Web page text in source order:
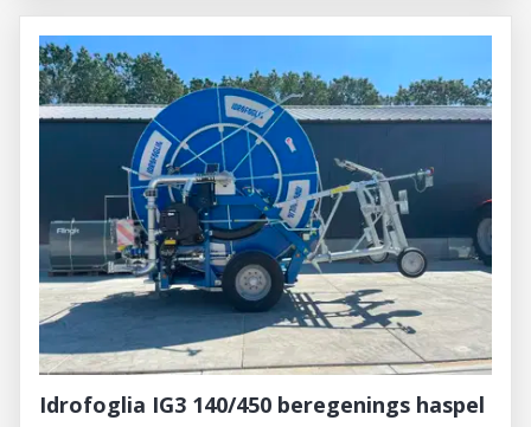
Idrofoglia IG3 140/450 beregenings haspel